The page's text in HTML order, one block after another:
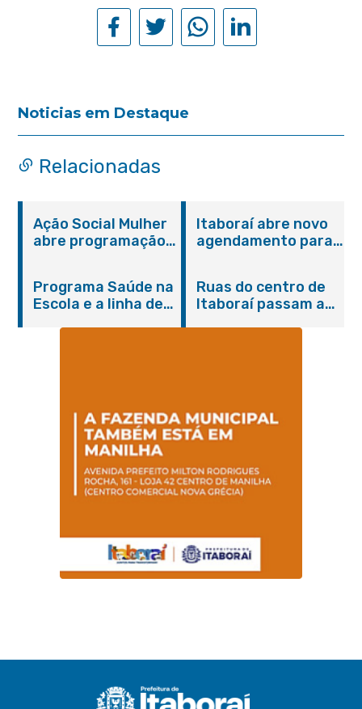
Noticias em Destaque
Relacionadas
Ação Social Mulher
abre programação
serviços gratuitos e
orientações
Itaboraí abre novo
agendamento para
Programa Saúde na
Escola e a linha de
Magalhães Seabra
Ruas do centro de
Itaboraí passam a